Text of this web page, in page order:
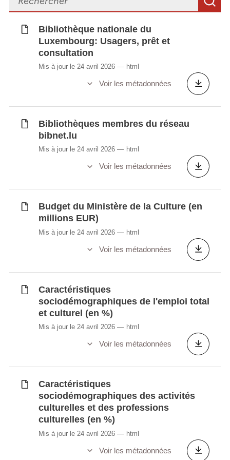
musique de la Ville de Luxembourg par
nationalité
Synchronisé automatiquement depuis la
Bibliothèque nationale du
Luxembourg: Usagers, prêt et
consultation
Mis à jour le 24 avril 2026 html
Voir les métadonnées
Bibliothèques membres du réseau
bibnet.lu
Mis à jour le 24 avril 2026 html
Voir les métadonnées
Budget du Ministère de la Culture (en
millions EUR)
Mis à jour le 24 avril 2026 html
Voir les métadonnées
Caractéristiques
sociodémographiques de l'emploi total
et culturel (en %)
Mis à jour le 24 avril 2026 html
Voir les métadonnées
Caractéristiques
sociodémographiques des activités
culturelles et des professions
culturelles (en %)
Mis à jour le 24 avril 2026 html
Voir les métadonnées